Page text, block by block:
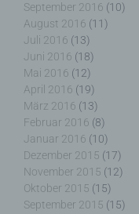
September 2016 (10)
August 2016 (11)
Juli 2016 (13)
Juni 2016 (18)
Mai 2016 (12)
April 2016 (19)
März 2016 (13)
Februar 2016 (8)
Januar 2016 (10)
Dezember 2015 (17)
November 2015 (12)
Oktober 2015 (15)
September 2015 (15)
Empfänger ist
Person, Behörde,
der
unabhängig
Dritten handelt
Rahmen eines
nach dem
nicht als